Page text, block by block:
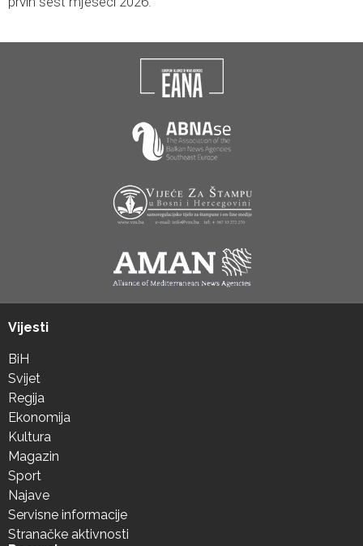
Vijesti
BiH
Svijet
Regija
Ekonomija
Kultura
Magazin
Sport
Najave
Servisne informacije
Stranačke aktivnosti